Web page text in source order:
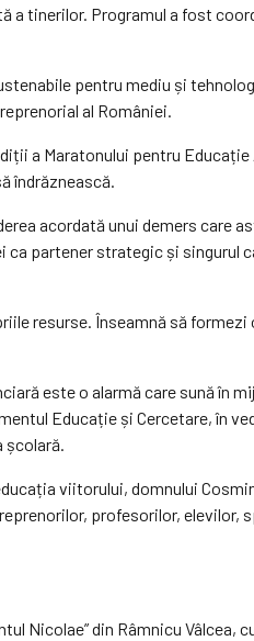
tinerilor. Programul a fost
pentru mediu și
al României.
a Maratonului pentru
îndrăznească.
acordată unui demers care
partener strategic și
resurse. Înseamnă să
este o alarmă care sună în
Educație și Cercetare, în
școlară.
viitorului, domnului
profesorilor,
Nicolae” din Râmnicu Vâlcea,